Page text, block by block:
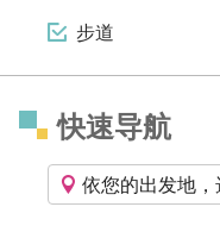
步道
快速导航
依您的出发地